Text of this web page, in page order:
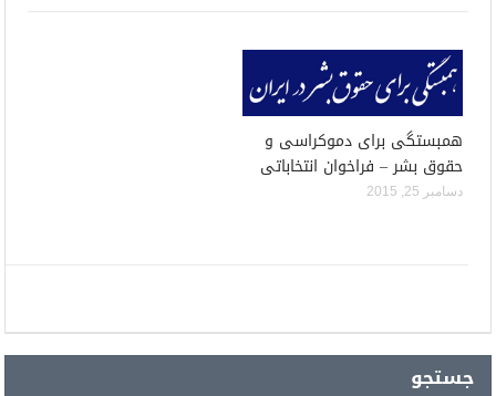
همبستگی برای دموکراسی و
حقوق بشر – فراخوان انتخاباتی
دسامبر 25, 2015
جستجو